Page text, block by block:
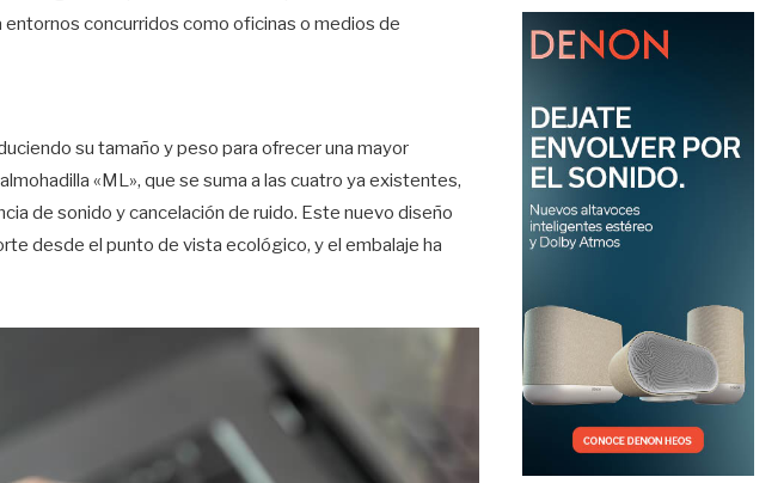
entornos concurridos como oficinas o medios de
su tamaño y peso para ofrecer una mayor
«ML», que se suma a las cuatro ya existentes,
de sonido y cancelación de ruido. Este nuevo diseño
desde el punto de vista ecológico, y el embalaje ha